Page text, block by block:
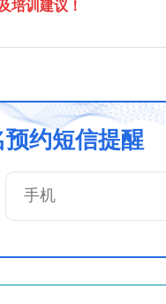
培训建议！
约短信提醒